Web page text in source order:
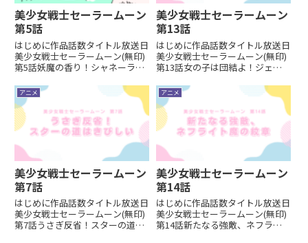
美少女戦士セーラームーン
第5話
はじめに作品話数タイトル放送日
美少女戦士セーラームーン(無印)
第5話妖魔の香り！シャネーラは
今回も変身ポイントを洗い出しし
ます。変身ポイント その1：うさ
ぎの弟・進悟の変容今回敵の作戦
に巻き込まれるの...
美少女戦士セーラームーン
第13話
はじめに作品話数タイトル放送日
美少女戦士セーラームーン(無印)
第13話女の子は団結よ！ジェダ
回です。変身ポイント その1：ジ
ェダイト様の退場セーラームー
ン、セーラーマーキュリー、セー
ラーマーズ、そしてタ...
アニメ
美少女戦士セーラームーン
第7話
はじめに作品話数タイトル放送日
美少女戦士セーラームーン(無印)
第7話うさぎ反省！スターの道は
アニメ
美少女戦士セーラームーン
第14話
はじめに作品話数タイトル放送日
美少女戦士セーラームーン(無印)
第14話新たなる強敵、ネフライ